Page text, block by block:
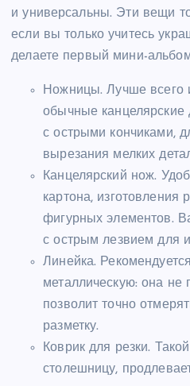
и универсальны. Эти вещи
если вы только учитесь
делаете первый мини-
Ножницы. Лучше всего
обычные канцелярские
с острыми кончиками,
вырезания мелких
Канцелярский нож.
картона, изготовления
фигурных элементов.
с острым лезвием для
Линейка.
металлическую: она не
позволит точно
разметку.
Коврик для резки.
столешницу,